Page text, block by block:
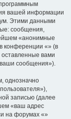
вашей информации
Этими данными
сообщения,
«анонимные
конференции «» (в
вами
сообщения»).
однозначно
записью (далее
«ваш адрес
на форумах «»